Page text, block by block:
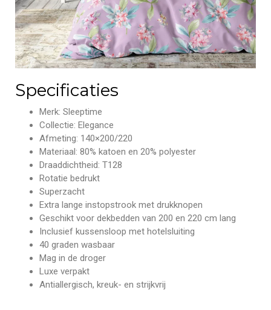
Specificaties
Merk: Sleeptime
Collectie: Elegance
Afmeting: 140×200/220
Materiaal: 80% katoen en 20% polyester
Draaddichtheid: T128
Rotatie bedrukt
Superzacht
Extra lange instopstrook met drukknopen
Geschikt voor dekbedden van 200 en 220 cm lang
Inclusief kussensloop met hotelsluiting
40 graden wasbaar
Mag in de droger
Luxe verpakt
Antiallergisch, kreuk- en strijkvrij